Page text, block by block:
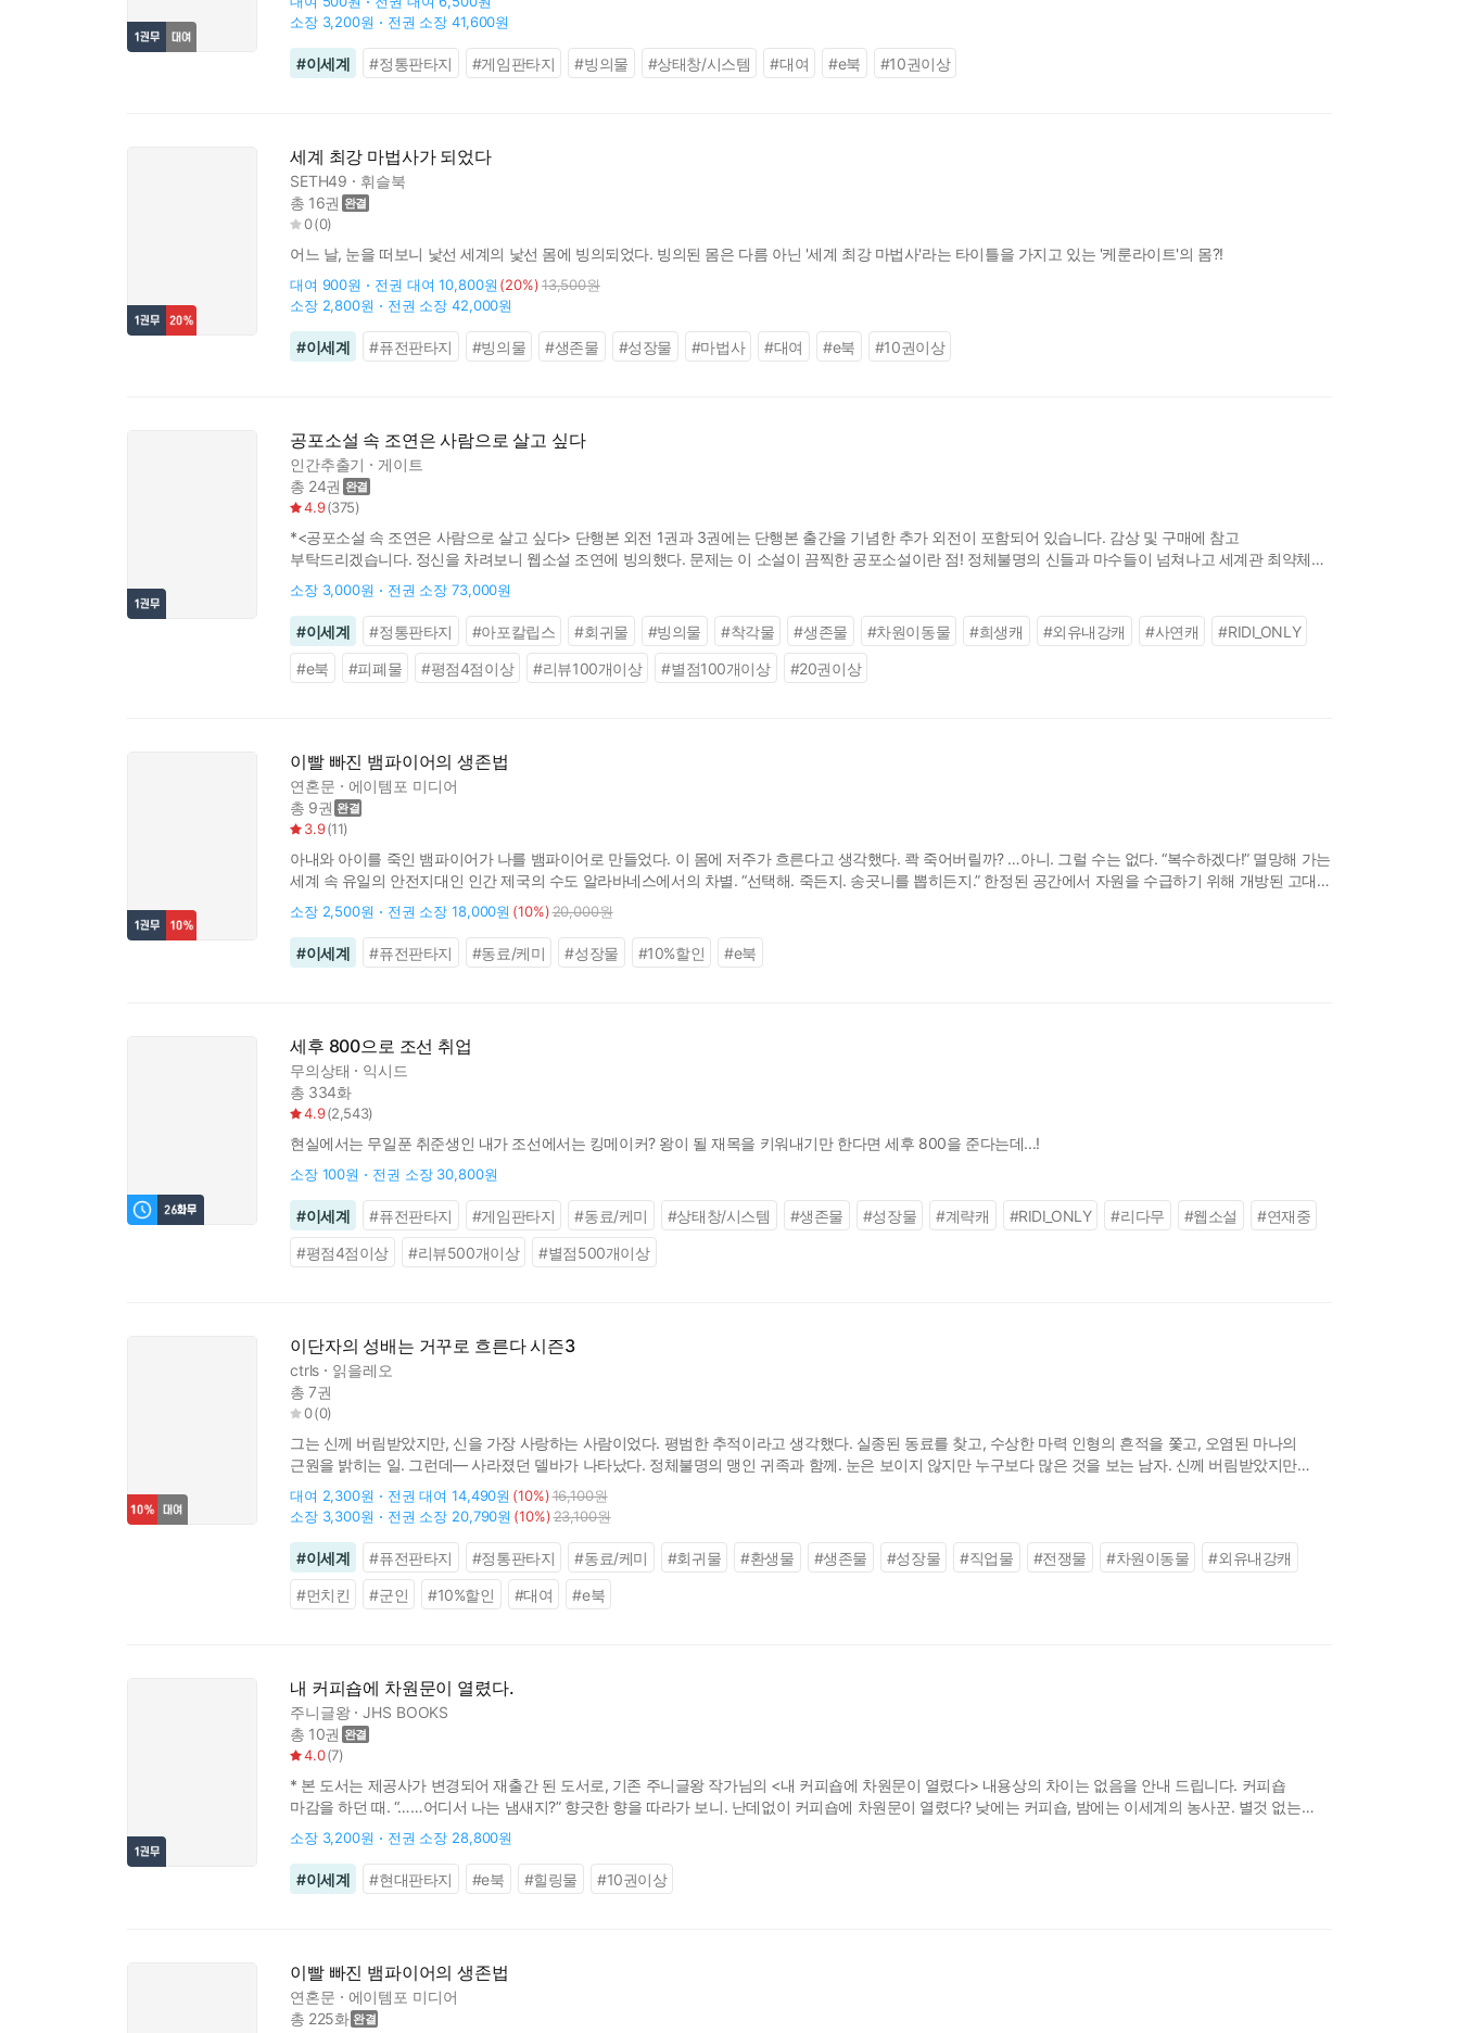
소장 3,200원 전권 소장 41,600원
#이세계 #정통판타지 #게임판타지 #빙의물 #상태창/시스템 #대여 #e북 #10권이상
세계 최강 마법사가 되었다
SETH49
휘슬북
총 16권
0(0)
어느 날, 눈을 떠보니 낯선 세계의 낯선 몸에 빙의되었다. 빙의된 몸은 다름 아닌 '세계 최강 마법사'라는 타이틀을 가지고 있는 '케룬라이트'의 몸?!
대여 900원 전권 대여 10,800원 (20%)13,500원
소장 2,800원 전권 소장 42,000원
#이세계 #퓨전판타지 #빙의물 #생존물 #성장물 #마법사 #대여 #e북 #10권이상
공포소설 속 조연은 사람으로 살고 싶다
인간추출기
게이트
총 24권
4.9(375)
*<공포소설 속 조연은 사람으로 살고 싶다> 단행본 외전 1권과 3권에는 단행본 출간을 기념한 추가 외전이 포함되어 있습니다. 감상 및 구매에 참고
부탁드리겠습니다. 정신을 차려보니 웹소설 조연에 빙의했다. 문제는 이 소설이 끔찍한 공포소설이란 점! 정체불명의 신들과 마수들이 넘쳐나고 세계관 최약체가
바로 인간인 세상. 앞으로 망할 세계에서 이미 망해버린 가문의 적자 '아렌하이트 하르트만'의 몸으로 빙의한 주인공은 자신의 가문이 비밀스러운 주술
소장 3,000원 전권 소장 73,000원
#이세계 #정통판타지 #아포칼립스 #회귀물 #빙의물 #착각물 #생존물 #차원이동물 #희생캐 #외유내강캐 #사연캐 #RIDI_ONLY
#e북 #피폐물 #평점4점이상 #리뷰100개이상 #별점100개이상 #20권이상
이빨 빠진 뱀파이어의 생존법
연혼문
에이템포 미디어
총 9권
3.9(11)
아내와 아이를 죽인 뱀파이어가 나를 뱀파이어로 만들었다. 이 몸에 저주가 흐른다고 생각했다. 콱 죽어버릴까? …아니. 그럴 수는 없다. “복수하겠다!” 멸망해 가는
세계 속 유일의 안전지대인 인간 제국의 수도 알라바네스에서의 차별. “선택해. 죽든지. 송곳니를 뽑히든지.” 한정된 공간에서 자원을 수급하기 위해 개방된 고대
던전 카오스의 위험성. ‘위험했다. 잘못하면 죽었겠군.’ 멸망으로 치닫는 이 세계에서, 괴물이라 차별받는 이 공간에서, 최흉
소장 2,500원 전권 소장 18,000원 (10%)20,000원
#이세계 #퓨전판타지 #동료/케미 #성장물 #10%할인 #e북
세후 800으로 조선 취업
무의상태
익시드
총 334화
4.9(2,543)
현실에서는 무일푼 취준생인 내가 조선에서는 킹메이커? 왕이 될 재목을 키워내기만 한다면 세후 800을 준다는데...!
소장 100원 전권 소장 30,800원
#이세계 #퓨전판타지 #게임판타지 #동료/케미 #상태창/시스템 #생존물 #성장물 #계략캐 #RIDI_ONLY #리다무 #웹소설 #연재중
#평점4점이상 #리뷰500개이상 #별점500개이상
이단자의 성배는 거꾸로 흐른다 시즌3
ctrls
읽을레오
총 7권
0(0)
그는 신께 버림받았지만, 신을 가장 사랑하는 사람이었다. 평범한 추적이라고 생각했다. 실종된 동료를 찾고, 수상한 마력 인형의 흔적을 쫓고, 오염된 마나의
근원을 밝히는 일. 그런데— 사라졌던 델바가 나타났다. 정체불명의 맹인 귀족과 함께. 눈은 보이지 않지만 누구보다 많은 것을 보는 남자. 신께 버림받았지만
누구보다 신을 사랑하는 남자. 그리고 그가 아이작에게 건넨 한마디. "그들의 가장 큰 실수는 내게 그 아이의 존재를 깨닫게 한 것이오."
대여 2,300원 전권 대여 14,490원 (10%)16,100원
소장 3,300원 전권 소장 20,790원 (10%)23,100원
#이세계 #퓨전판타지 #정통판타지 #동료/케미 #회귀물 #환생물 #생존물 #성장물 #직업물 #전쟁물 #차원이동물 #외유내강캐
#먼치킨 #군인 #10%할인 #대여 #e북
내 커피숍에 차원문이 열렸다.
주니글왕
JHS BOOKS
총 10권
4.0(7)
* 본 도서는 제공사가 변경되어 재출간 된 도서로, 기존 주니글왕 작가님의 <내 커피숍에 차원문이 열렸다> 내용상의 차이는 없음을 안내 드립니다. 커피숍
마감을 하던 때. “……어디서 나는 냄새지?” 향긋한 향을 따라가 보니. 난데없이 커피숍에 차원문이 열렸다? 낮에는 커피숍, 밤에는 이세계의 농사꾼. 별것 없는
커피숍에 이상한 차원문. 이세계에서 따 온 다양한 식재료로 힐링 한번 해보시겠습니까? [내 커피숍에 차원문이 열렸다]
소장 3,200원 전권 소장 28,800원
#이세계 #현대판타지 #e북 #힐링물 #10권이상
이빨 빠진 뱀파이어의 생존법
연혼문
에이템포 미디어
총 225화